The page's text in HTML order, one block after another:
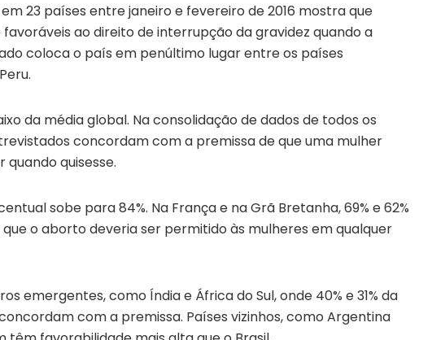
23 países entre janeiro e fevereiro de 2016 mostra que
favoráveis ao direito de interrupção da gravidez quando a
coloca o país em penúltimo lugar entre os países
da média global. Na consolidação de dados de todos os
concordam com a premissa de que uma mulher
quisesse.
sobe para 84%. Na França e na Grã Bretanha, 69% e 62%
o aborto deveria ser permitido às mulheres em qualquer
emergentes, como Índia e África do Sul, onde 40% e 31% da
com a premissa. Países vizinhos, como Argentina